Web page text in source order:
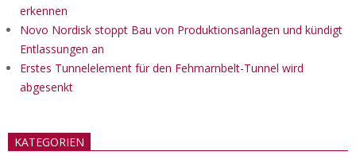
erkennen
Novo Nordisk stoppt Bau von Produktionsanlagen und kündigt
Entlassungen an
Erstes Tunnelelement für den Fehmarnbelt-Tunnel wird
abgesenkt
KATEGORIEN